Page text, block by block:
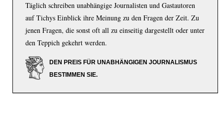
Täglich schreiben unabhängige Journalisten und Gastautoren
auf Tichys Einblick ihre Meinung zu den Fragen der Zeit. Zu
jenen Fragen, die sonst oft all zu einseitig dargestellt oder unter
den Teppich gekehrt werden.
DEN PREIS FÜR UNABHÄNGIGEN JOURNALISMUS
BESTIMMEN SIE.